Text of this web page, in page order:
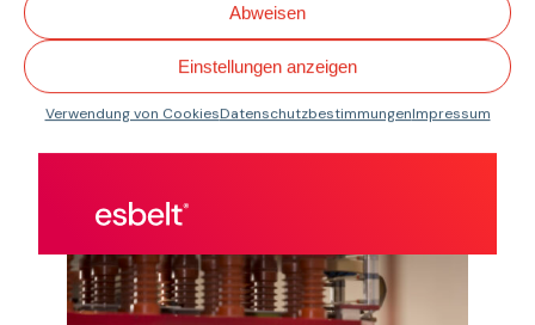
Abweisen
Einstellungen anzeigen
Verwendung von CookiesDatenschutzbestimmungenImpressum
Qualität mit Fokus
auf Leistung.